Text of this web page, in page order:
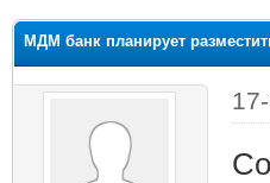
МДМ банк планирует